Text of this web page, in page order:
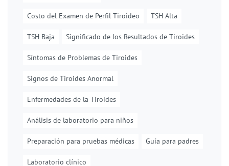
Costo del Examen de Perfil Tiroideo TSH Alta
TSH Baja Significado de los Resultados de Tiroides
Síntomas de Problemas de Tiroides
Signos de Tiroides Anormal
Enfermedades de la Tiroides
Análisis de laboratorio para niños
Preparación para pruebas médicas Guía para padres
Laboratorio clínico